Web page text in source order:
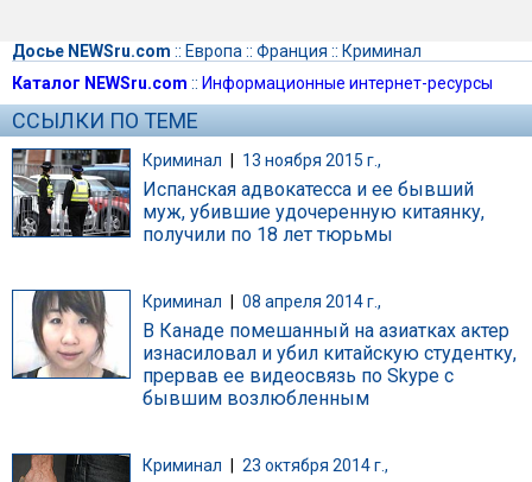
Досье NEWSru.com :: Европа :: Франция :: Криминал
Каталог NEWSru.com :: Информационные интернет-ресурсы
ССЫЛКИ ПО ТЕМЕ
Криминал | 13 ноября 2015 г.,
Испанская адвокатесса и ее бывший
муж, убившие удочеренную китаянку,
получили по 18 лет тюрьмы
Криминал 08 апреля 2014 г.,
В Канаде помешанный на азиатках актер
изнасиловал и убил китайскую студентку,
прервав ее видеосвязь по Skype с
бывшим возлюбленным
Криминал 23 октября 2014 г.,